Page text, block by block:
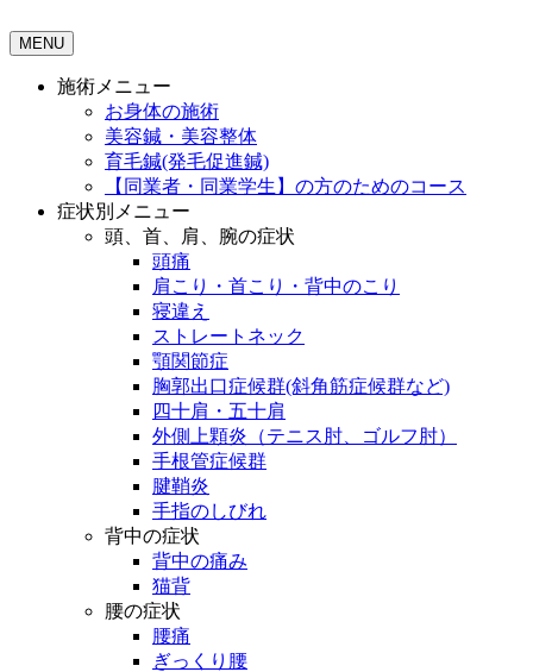
MENU
施術メニュー
お身体の施術
美容鍼・美容整体
育毛鍼(発毛促進鍼)
【同業者・同業学生】の方のためのコース
症状別メニュー
頭、首、肩、腕の症状
頭痛
肩こり・首こり・背中のこり
寝違え
ストレートネック
顎関節症
胸郭出口症候群(斜角筋症候群など)
四十肩・五十肩
外側上顆炎（テニス肘、ゴルフ肘）
手根管症候群
腱鞘炎
手指のしびれ
背中の症状
背中の痛み
猫背
腰の症状
腰痛
ぎっくり腰